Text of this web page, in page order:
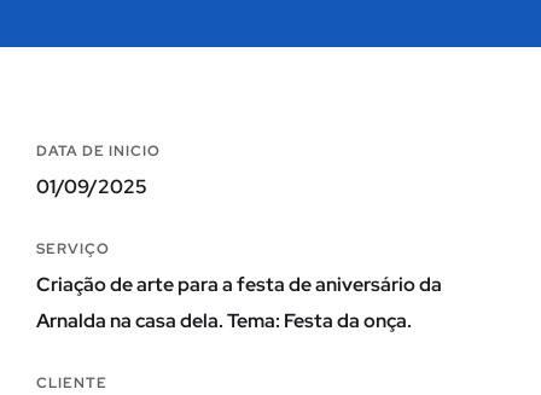
DATA DE INICIO
01/09/2025
SERVIÇO
Criação de arte para a festa de aniversário da
Arnalda na casa dela. Tema: Festa da onça.
CLIENTE